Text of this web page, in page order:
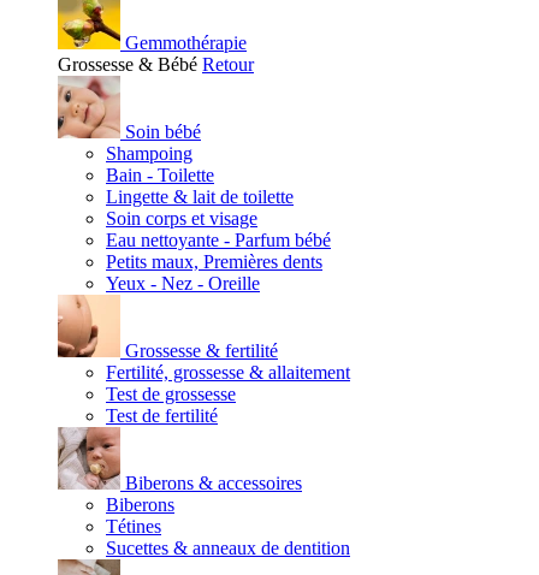
Gemmothérapie
Grossesse & Bébé Retour
Soin bébé
Shampoing
Bain - Toilette
Lingette & lait de toilette
Soin corps et visage
Eau nettoyante - Parfum bébé
Petits maux, Premières dents
Yeux - Nez - Oreille
Grossesse & fertilité
Fertilité, grossesse & allaitement
Test de grossesse
Test de fertilité
Biberons & accessoires
Biberons
Tétines
Sucettes & anneaux de dentition